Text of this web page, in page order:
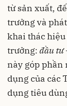
từ sản xuất,
trưởng và
khai thác hiệu
trưởng: đầu tư
này góp phần
dụng của các
dụng tiêu